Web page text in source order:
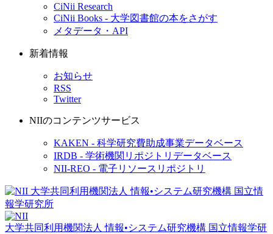
CiNii Research
CiNii Books - 大学図書館の本をさがす
メタデータ・API
新着情報
お知らせ
RSS
Twitter
NIIのコンテンツサービス
KAKEN - 科学研究費助成事業データベース
IRDB - 学術機関リポジトリデータベース
NII-REO - 電子リソースリポジトリ
大学共同利用機関法人 情報•システム研究機構 国立情報学研